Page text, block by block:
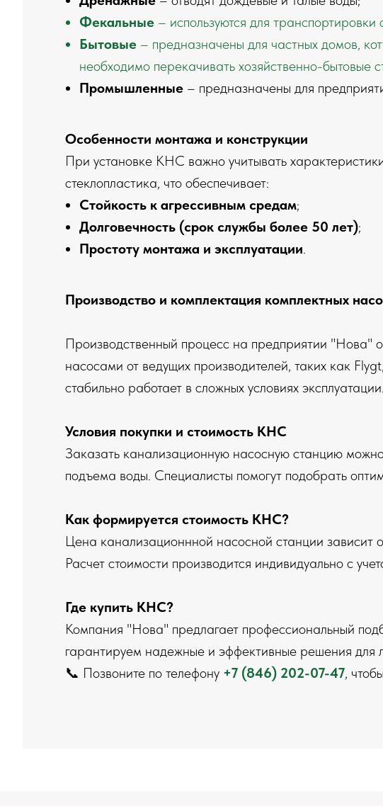
Фекальные – используются для
Бытовые – предназначены для частных домов,
необходимо перекачивать хозяйственно-бытовые
Промышленные – предназначены для
Особенности монтажа и конструкции
При установке КНС важно учитывать
стеклопластика, что обеспечивает:
Стойкость к агрессивным средам;
Долговечность (срок службы более 50 лет);
Простоту монтажа и эксплуатации.
Производство и комплектация комплектных
Производственный процесс на предприятии "Нова"
насосами от ведущих производителей, таких как
стабильно работает в сложных условиях эксплуатации.
Условия покупки и стоимость КНС
Заказать канализационную насосную станцию
подъема воды. Специалисты помогут подобрать
Как формируется стоимость КНС?
Цена канализационнной насосной станции зависит
Расчет стоимости производится индивидуально с
Где купить КНС?
Компания "Нова" предлагает профессиональный
гарантируем надежные и эффективные решения для
📞 Позвоните по телефону +7 (846) 202-07-47,